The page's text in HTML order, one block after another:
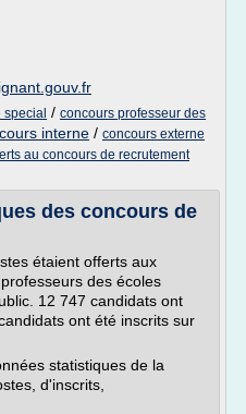
/ concours professeur des
interne / concours externe
au concours de recrutement
des concours de
étaient offerts aux
des écoles
12 747 candidats ont
ont été inscrits sur
statistiques de la
d'inscrits,